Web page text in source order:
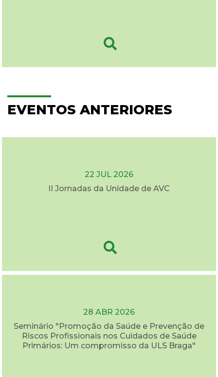
EVENTOS ANTERIORES
22 JUL 2026
II Jornadas da Unidade de AVC
28 ABR 2026
Seminário "Promoção da Saúde e Prevenção de
Riscos Profissionais nos Cuidados de Saúde
Primários: Um compromisso da ULS Braga"